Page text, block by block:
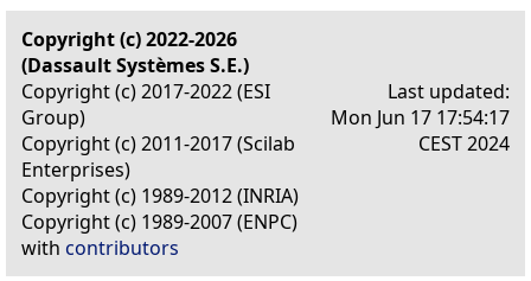
Copyright (c) 2022-2026
(Dassault Systèmes S.E.)
Copyright (c) 2017-2022 (ESI
Group)
Copyright (c) 2011-2017 (Scilab
Enterprises)
Copyright (c) 1989-2012 (INRIA)
Copyright (c) 1989-2007 (ENPC)
with contributors
Last updated:
Mon Jun 17 17:54:17
CEST 2024